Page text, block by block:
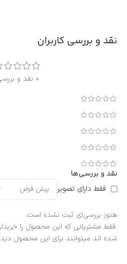
نقد و بررسی کاربران
0 نقد و بررسی
نقد و بررسی‌ها
فقط دارای تصویر
هنوز بررسی‌ای ثبت نشده است.
.فقط مشتریانی که این محصول را
شده اند میتوانند برای این محصول